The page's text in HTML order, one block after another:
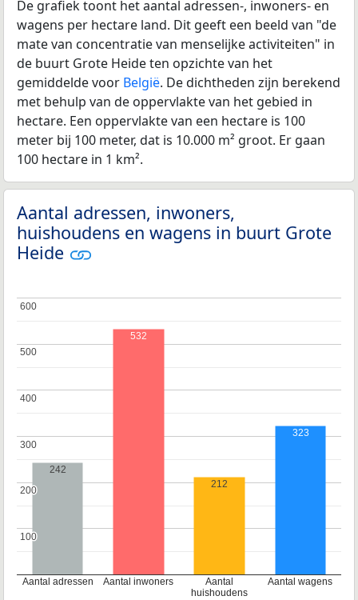
De grafiek toont het aantal adressen-, inwoners- en
wagens per hectare land. Dit geeft een beeld van "de
mate van concentratie van menselijke activiteiten" in
de buurt Grote Heide ten opzichte van het
gemiddelde voor België. De dichtheden zijn berekend
met behulp van de oppervlakte van het gebied in
hectare. Een oppervlakte van een hectare is 100
meter bij 100 meter, dat is 10.000 m² groot. Er gaan
100 hectare in 1 km².
Aantal adressen, inwoners,
huishoudens en wagens in buurt Grote
Heide
Aantal adressen Aantal inwoners
Aantal
huishoudens
Aantal wagens
100
100
200
200
300
300
400
400
500
500
600
600
242
532
212
323